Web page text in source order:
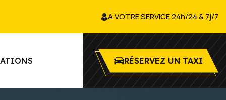
A VOTRE SERVICE 24h/24 & 7j/7
RÉSERVEZ UN TAXI